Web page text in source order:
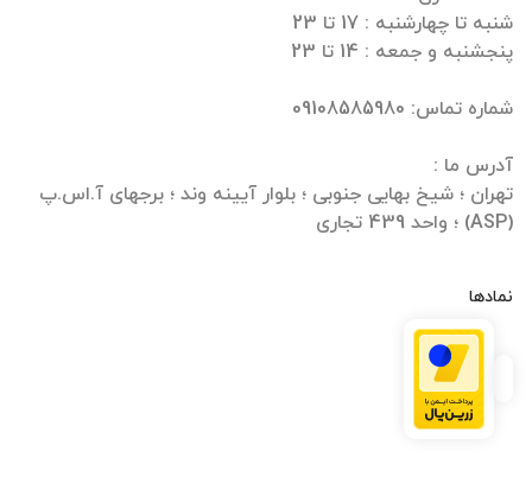
تهران ؛ شیخ بهایی جنوبی ؛ بلوار آیینه وند ؛ برجهای آ.اس.پ
(ASP) ؛ واحد 439 تجاری
نمادها